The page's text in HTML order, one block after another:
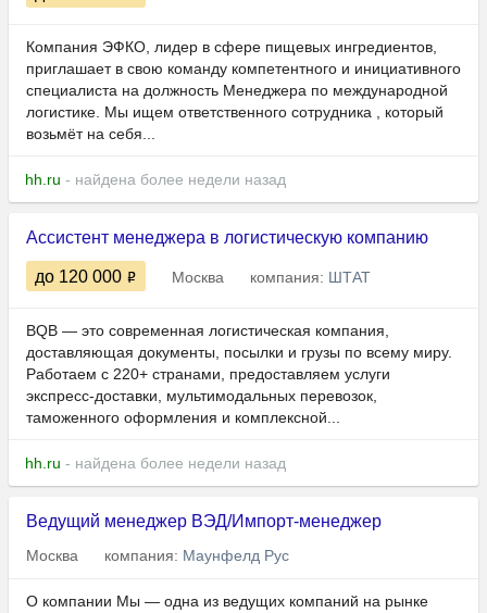
Компания ЭФКО, лидер в сфере пищевых ингредиентов,
приглашает в свою команду компетентного и инициативного
специалиста на должность Менеджера по международной
логистике. Мы ищем ответственного сотрудника , который
возьмёт на себя...
hh.ru - найдена более недели назад
Ассистент менеджера в логистическую компанию
до 120 000 Москва компания: ШТАТ
BQB — это современная логистическая компания,
доставляющая документы, посылки и грузы по всему миру.
Работаем с 220+ странами, предоставляем услуги
экспресс-доставки, мультимодальных перевозок,
таможенного оформления и комплексной...
hh.ru - найдена более недели назад
Ведущий менеджер ВЭД/Импорт-менеджер
Москва компания: Маунфелд Рус
О компании Мы — одна из ведущих компаний на рынке